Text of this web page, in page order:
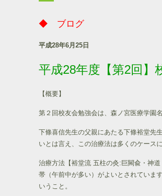
◆ ブログ
平成28年6月25日
平成28年度【第2回
【概要】
第２回校友会勉強会は、森ノ宮医療学園
下條喜信先生の父親にあたる下條裕堂先
いとは言え、この治療法は多くのケース
治療方法【裕堂流 五柱の灸:巨闕兪・神
帯（午前中が多い）がよいとされていま
いうこと。